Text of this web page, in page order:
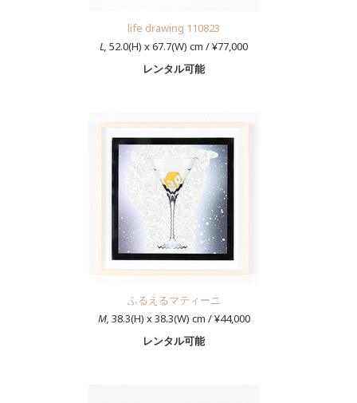
life drawing 110823
L, 52.0(H) x 67.7(W) cm / ¥77,000
レンタル可能
ふるえるマティーニ
M, 38.3(H) x 38.3(W) cm / ¥44,000
レンタル可能